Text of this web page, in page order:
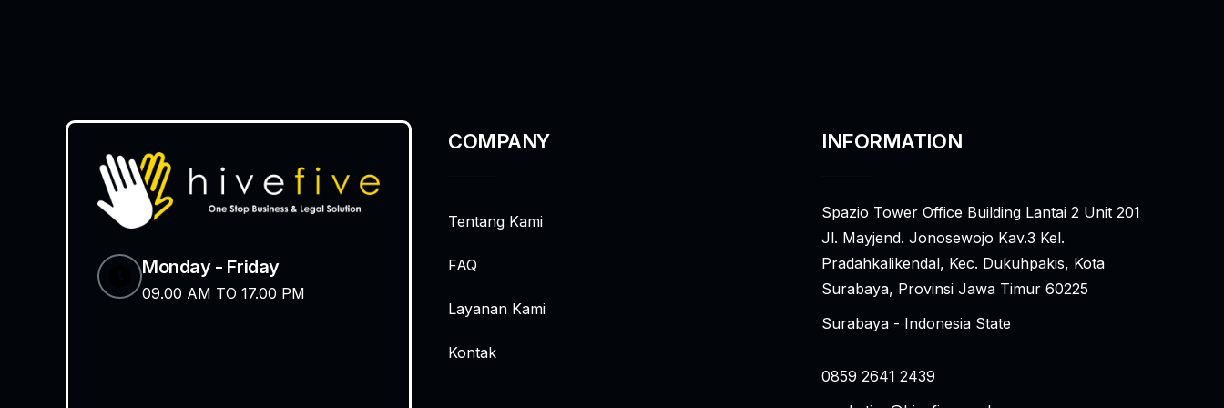
Monday - Friday
09.00 AM TO 17.00 PM
COMPANY
Tentang Kami
FAQ
Layanan Kami
Kontak
INFORMATION
Spazio Tower Office Building Lantai 2 Unit 201
Jl. Mayjend. Jonosewojo Kav.3 Kel.
Pradahkalikendal, Kec. Dukuhpakis, Kota
Surabaya, Provinsi Jawa Timur 60225
Surabaya - Indonesia State
0859 2641 2439